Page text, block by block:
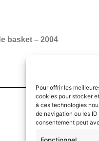
Pour offrir les
cookies pour stocker
à ces technologies
de navigation ou les
consentement peut
basket – 2004